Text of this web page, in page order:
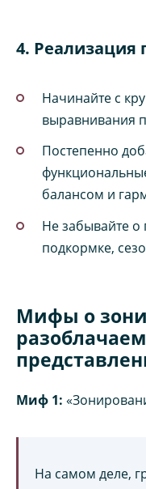
4. Реализация
Начинайте с
выравнивания
Постепенно
балансом и
Не забывайте о
подкормке,
Мифы о
Миф 1:
На самом деле,